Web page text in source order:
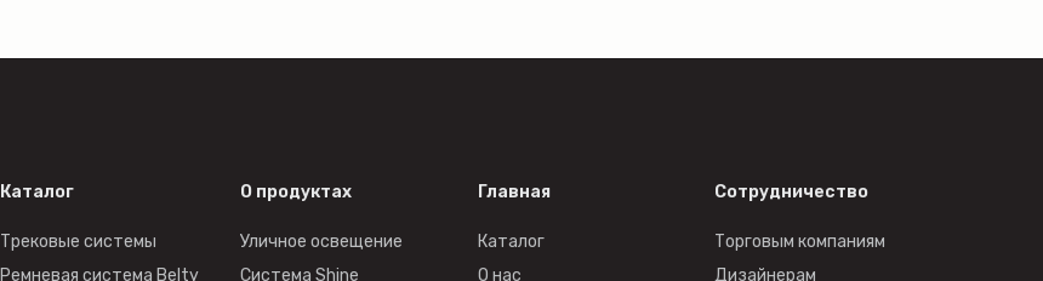
Трековые системы
Ремневая система Belty
Каталог
Каталог
О нас
Главная
О продуктах
Дизайнерам
Сотрудничество
Торговым компаниям
Уличное освещение
Система Shine